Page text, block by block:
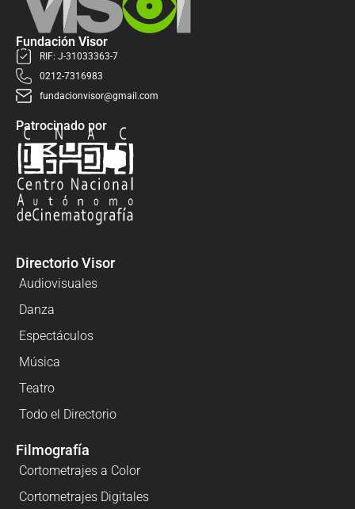
Fundación Visor
RIF: J-31033363-7
0212-7316983
fundacionvisor@gmail.com
Patrocinado por
Directorio Visor
Audiovisuales
Danza
Espectáculos
Música
Teatro
Todo el Directorio
Filmografía
Cortometrajes a Color
Cortometrajes Digitales